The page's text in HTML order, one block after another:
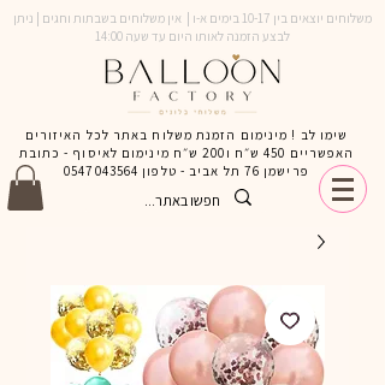
משלוחים יוצאים בין 10-17 בימים א-ו | אין משלוחים בשבתות וחגים | ניתן
לבצע הזמנה לאותו היום עד שעה 14:00
שימו לב ! מינימום הזמנת משלוח באתר לכל האיזורים
האפשריים 450 ש״ח ו200 ש״ח מינימום לאיסוף - כתובת
פרישמן 76 תל אביב - טלפון
0547043564